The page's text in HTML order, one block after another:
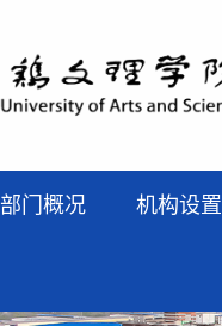
部门概况 机构设置